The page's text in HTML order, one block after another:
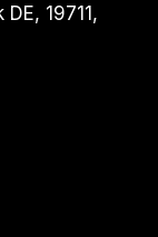
19711,